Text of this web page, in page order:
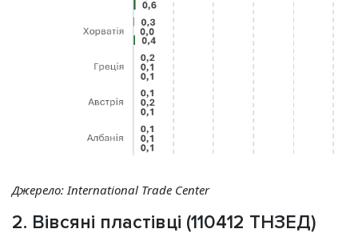
Джерело: International Trade Center
2. Вівсяні пластівці (110412 ТНЗЕД)